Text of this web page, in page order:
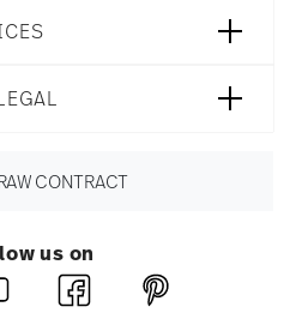
CONTRACT
us on